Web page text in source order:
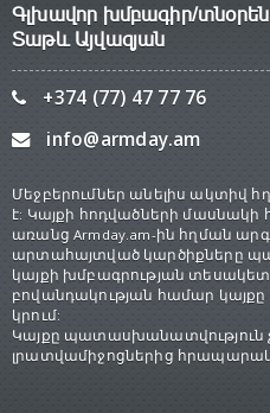
Գլխավոր խմբագիր/տնօրեն
Տաթև Այվազյան
+374 (77) 47 77 76
info@armday.am
Մեջբերումներ անելիս ակտիվ
է: Կայքի հոդվածների մասնակի
առանց Armday.am-ին հղման
արտահայտված կարծիքները
կայքի խմբագրության
բովանդակության համար
կրում:
Կայքը պատասխանատվություն
լրատվամիջոցներից